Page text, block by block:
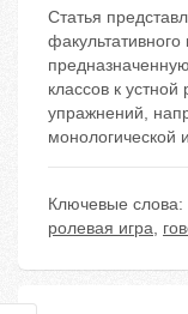
Статья
факультативного
классов к
упражнений,
монологической
Ключевые слова:
ролевая игра,